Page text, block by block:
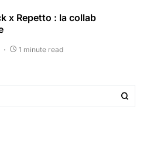
x Repetto : la collab
1 minute read